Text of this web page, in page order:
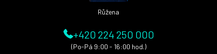
Růžena
+420 224 250 000
(Po-Pá 9:00 - 16:00 hod.)